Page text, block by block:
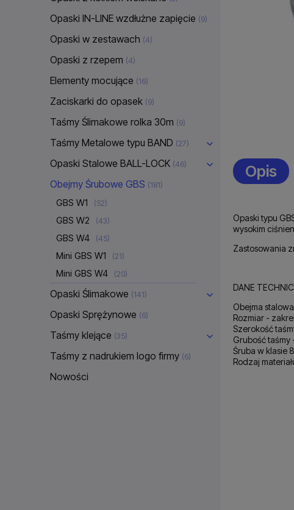
Opaski IN-LINE wzdłużne zapięcie (9)
Opaski w zestawach (4)
Opaski z rzepem (4)
Elementy mocujące (16)
Zaciskarki do opasek (9)
Taśmy Ślimakowe rolka 30m (9)
Taśmy Metalowe typu BAND (27)
Opaski Stalowe BALL-LOCK (46)
Obejmy Śrubowe GBS (181)
GBS W1 (52)
GBS W2 (43)
GBS W4 (45)
Mini GBS W1 (21)
Mini GBS W4 (20)
Opaski Ślimakowe (141)
Opaski Sprężynowe (6)
Taśmy klejące (35)
Taśmy z nadrukiem logo firmy (6)
Nowości
Opis
Opaski typu
wysokim
Zastosowania
DANE
Obejma
Rozmiar -
Szerokość
Grubość taśmy
Śruba w klasie
Rodzaj